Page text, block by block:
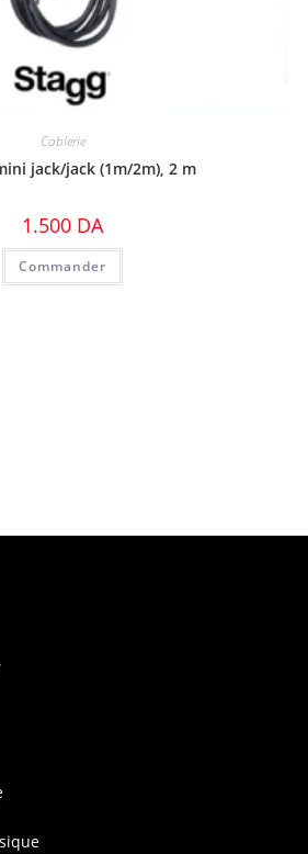
Cablerie
jack/jack (1m/2m), 2 m
1.500 DA
Commander